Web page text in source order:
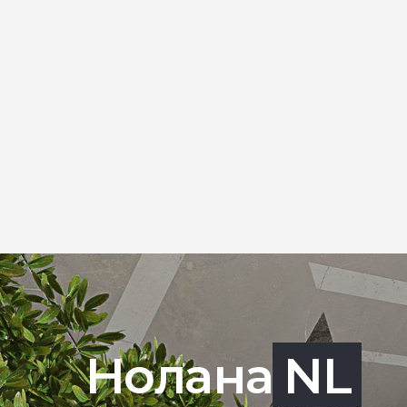
Нолана NL